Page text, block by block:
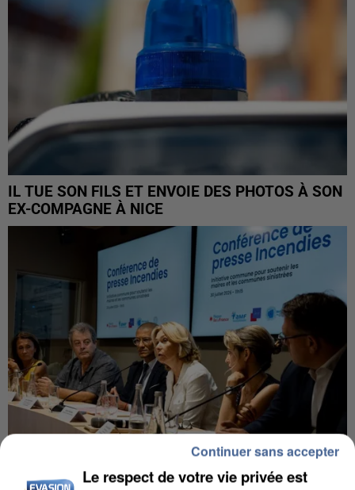
IL TUE SON FILS ET ENVOIE DES PHOTOS À SON
EX-COMPAGNE À NICE
Le respect de votre vie privée est
Continuer sans accepter